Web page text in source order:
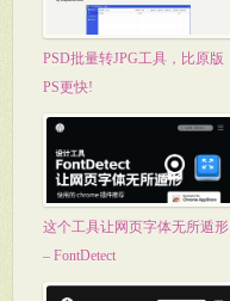
PSD批量转JPG工具，比原版
PS更快!
这个工具让网页字体无所遁形
– FontDetect